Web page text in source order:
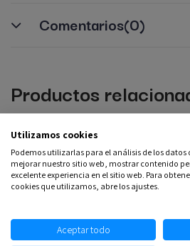
Comentarios(0)
Productos
Utilizamos cookies
Podemos utilizarlas para el análisis de los
mejorar nuestro sitio web, mostrar contenido
excelente experiencia en el sitio web. Para
cookies que utilizamos, abre los ajustes.
Aceptar todo